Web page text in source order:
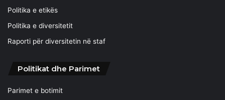
Politika e etikës
Politika e diversitetit
Raporti për diversitetin në staf
Politikat dhe Parimet
Parimet e botimit